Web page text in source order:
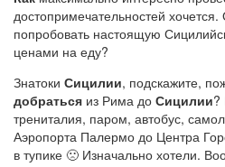
достопримечательностей хочется.
попробовать настоящую
ценами на еду?
Знатоки Сицилии, подскажите,
добраться из Рима до Сицилии?
трениталия, паром, автобус,
Аэропорта Палермо до Центра
в тупике 🙁 Изначально хотели.